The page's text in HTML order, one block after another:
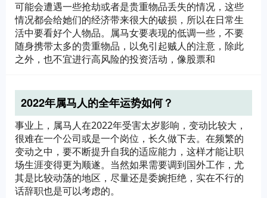
可能会遭遇一些抢劫或者是贵重物品丢失的情况，这些
情况都会给她们的经济带来很大的破损，所以在日常生
活中要看好个人物品。属马女要表现的低调一些，不要
随身携带太多的贵重物品，以免引起贼人的注意，除此
之外，也不宜进行高风险的投资活动，像股票和
2022年属马人的全年运势如何？
事业上，属马人在2022年受害太岁影响，变动比较大，
很难在一个公司或是一个岗位，长久做下去。在频繁的
变动之中，要不断提升自我的适应能力，这样才能让职
场生涯变得更为顺遂。当然如果需要调到国外工作，尤
其是比较动荡的地区，尽量还是委婉拒绝，实在不行的
话辞职也是可以考虑的。